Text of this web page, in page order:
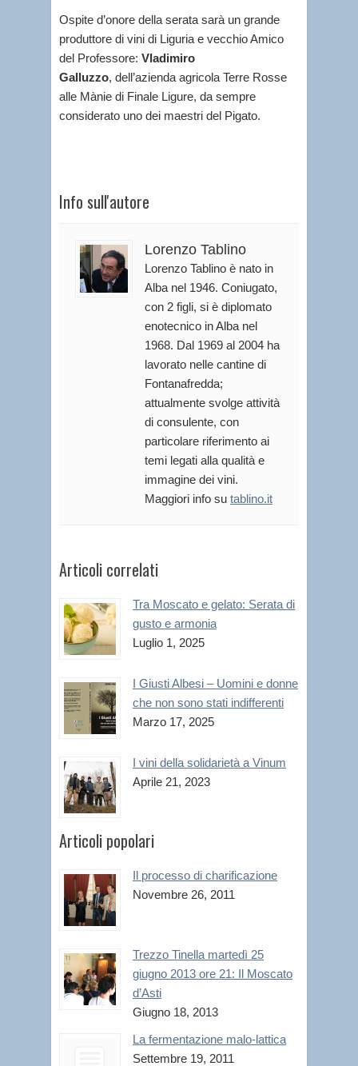
Ospite d’onore della serata sarà un grande
produttore di vini di Liguria e vecchio Amico
del Professore: Vladimiro
Galluzzo, dell’azienda agricola Terre Rosse
alle Mànie di Finale Ligure, da sempre
considerato uno dei maestri del Pigato.
Info sull'autore
Lorenzo Tablino
Lorenzo Tablino è nato in
Alba nel 1946. Coniugato,
con 2 figli, si è diplomato
enotecnico in Alba nel
1968. Dal 1969 al 2004 ha
lavorato nelle cantine di
Fontanafredda;
attualmente svolge attività
di consulente, con
particolare riferimento ai
temi legati alla qualità e
immagine dei vini.
Maggiori info su tablino.it
Articoli correlati
Tra Moscato e gelato: Serata di
gusto e armonia
Luglio 1, 2025
I Giusti Albesi – Uomini e donne
che non sono stati indifferenti
Marzo 17, 2025
I vini della solidarietà a Vinum
Aprile 21, 2023
Articoli popolari
Il processo di charificazione
Novembre 26, 2011
Trezzo Tinella martedì 25
giugno 2013 ore 21: Il Moscato
d’Asti
Giugno 18, 2013
La fermentazione malo-lattica
Settembre 19, 2011